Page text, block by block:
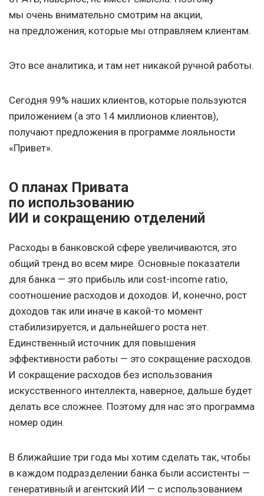
мы очень внимательно смотрим на акции,
на предложения, которые мы отправляем клиентам.
Это все аналитика, и там нет никакой ручной работы.
Сегодня 99% наших клиентов, которые пользуются
приложением (а это 14 миллионов клиентов),
получают предложения в программе лояльности
«Привет».
О планах Привата
по использованию
ИИ и сокращению отделений
Расходы в банковской сфере увеличиваются, это
общий тренд во всем мире. Основные показатели
для банка — это прибыль или cost-income ratio,
соотношение расходов и доходов. И, конечно, рост
доходов так или иначе в какой-то момент
стабилизируется, и дальнейшего роста нет.
Единственный источник для повышения
эффективности работы — это сокращение расходов.
И сокращение расходов без использования
искусственного интеллекта, наверное, дальше будет
делать все сложнее. Поэтому для нас это программа
номер один.
В ближайшие три года мы хотим сделать так, чтобы
в каждом подразделении банка были ассистенты —
генеративный и агентский ИИ — с использованием